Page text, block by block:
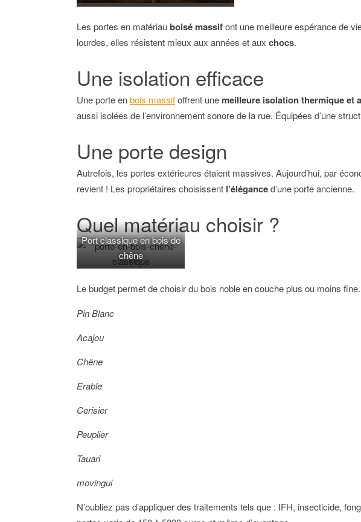
Les portes en matériau boisé massifont une meilleure espérance de
lourdes, elles résistent mieux aux années et aux chocs.
Une isolation efficace
Une porte enbois massifoffrent une meilleure isolation thermique et
aussi isolées de l’environnement sonore de la rue. Équipées d’une
Une porte design
Autrefois, les portes extérieures étaient massives. Aujourd’hui, par
revient ! Les propriétaires choisissent l’éléganced’une porte ancienne.
Quel matériau choisir ?
Port classique en bois de
chêne
Le budget permet de choisir du bois noble en couche plus ou moins
Pin Blanc
Acajou
Chêne
Erable
Cerisier
Peuplier
Tauari
movingui
N’oubliez pas d’appliquer des traitements tels que : IFH, insecticide,